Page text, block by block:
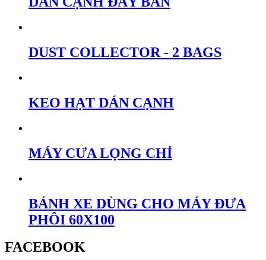
DUST COLLECTOR - 2 BAGS
KEO HẠT DÁN CẠNH
MÁY CƯA LỌNG CHỈ
BÁNH XE DÙNG CHO MÁY ĐƯA
PHÔI 60X100
FACEBOOK